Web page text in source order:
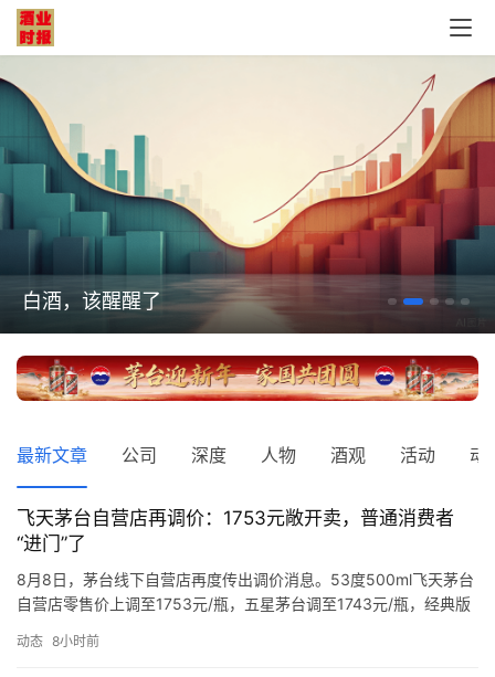
白酒，该醒醒了
最新文章 公司 深度 人物 酒观 活动 动
飞天茅台自营店再调价：1753元敞开卖，普通消费者
“进门”了
8月8日，茅台线下自营店再度传出调价消息。53度500ml飞天茅台
自营店零售价上调至1753元/瓶，五星茅台调至1743元/瓶，经典版
次调价范围仅限于茅台在全国的42家自营店，i茅台及经销商渠道暂
动态 8小时前